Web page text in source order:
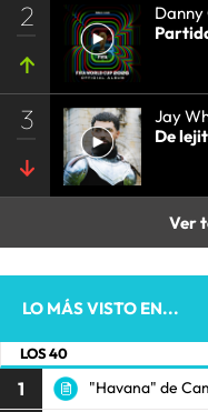
2
Danny
3
Jay
De
Ver
LO MÁS VISTO EN...
LOS 40
1 "Havana" de